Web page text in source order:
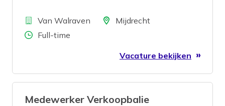
voor jou.
BedrijfVan Walraven LocatieMijdrecht
Aantal uren
Full-time
Vacature bekijken
Medewerker Verkoopbalie